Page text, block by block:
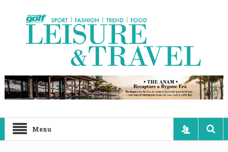
Menu